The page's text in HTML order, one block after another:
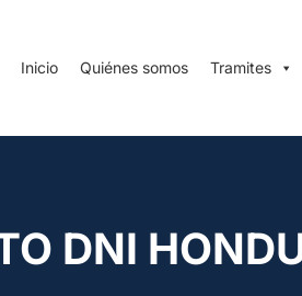
Inicio Quiénes somos Tramites
DNI